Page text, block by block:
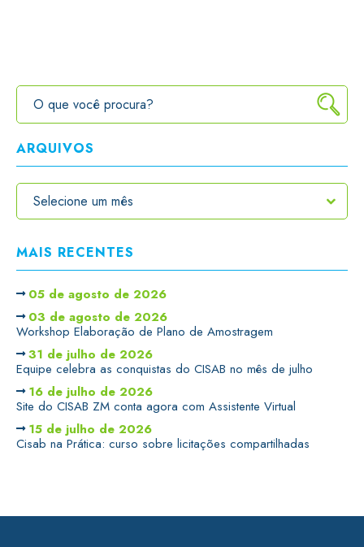
ARQUIVOS
MAIS RECENTES
05 de agosto de 2026
03 de agosto de 2026
Workshop Elaboração de Plano de Amostragem
31 de julho de 2026
Equipe celebra as conquistas do CISAB no mês de julho
16 de julho de 2026
Site do CISAB ZM conta agora com Assistente Virtual
15 de julho de 2026
Cisab na Prática: curso sobre licitações compartilhadas